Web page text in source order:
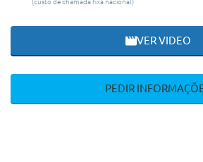
(custo de chamada fixa nacional)
VER VIDEO
PEDIR